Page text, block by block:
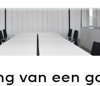
van een